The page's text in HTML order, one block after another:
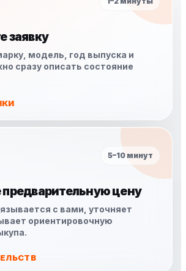
заявку
модель, год выпуска и
сразу описать состояние
5–10 минут
предварительную цену
с вами, уточняет
ориентировочную